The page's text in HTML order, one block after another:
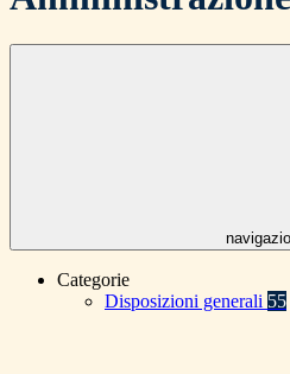
Categorie
Disposizioni generali 55